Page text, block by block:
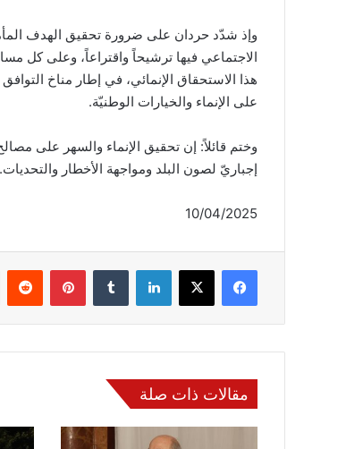
وإذ شدّد حردان على ضرورة تحقيق الهدف
الاجتماعي فيها ترشيحاً واقتراعاً، وعلى كل
هذا الاستحقاق الإنمائي، في إطار مناخ
على الإنماء والخيارات الوطنيّة.
وختم قائلاً: إن تحقيق الإنماء والسهر على
إجباريّ لصون البلد ومواجهة الأخطار والتحديات.
10/04/2025 عمدة الإعلام
فيسبوك لينكدإن بينتيريست
مقالات ذات صلة